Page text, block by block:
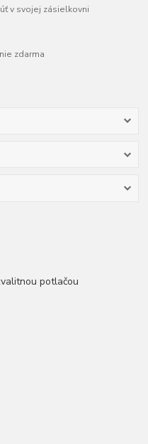
v svojej zásielkovni
zdarma
potlačou